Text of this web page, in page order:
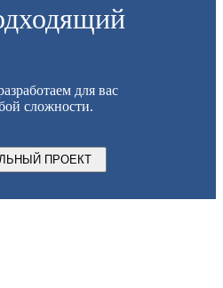
для вас
сложности.
ПРОЕКТ